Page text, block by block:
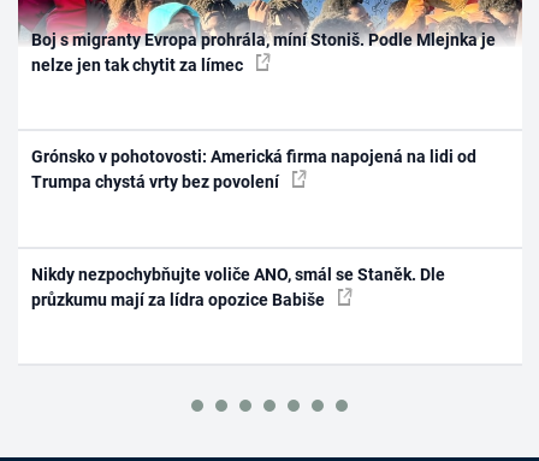
Boj s migranty Evropa prohrála, míní Stoniš. Podle Mlejnka je
nelze jen tak chytit za límec
Grónsko v pohotovosti: Americká firma napojená na lidi od
Trumpa chystá vrty bez povolení
Nikdy nezpochybňujte voliče ANO, smál se Staněk. Dle
průzkumu mají za lídra opozice Babiše